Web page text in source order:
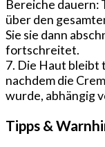
Bereiche dauern:
über den
Sie sie dann
fortschreitet.
7. Die Haut bleibt
nachdem die
wurde, abhängig
Tipps &